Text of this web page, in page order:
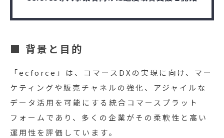
■ 背景と目的
「ecforce」は、コマースDXの実現に向け、マー
ケティングや販売チャネルの強化、アジャイルな
データ活用を可能にする統合コマースプラット
フォームであり、多くの企業がその柔軟性と高い
運用性を評価しています。